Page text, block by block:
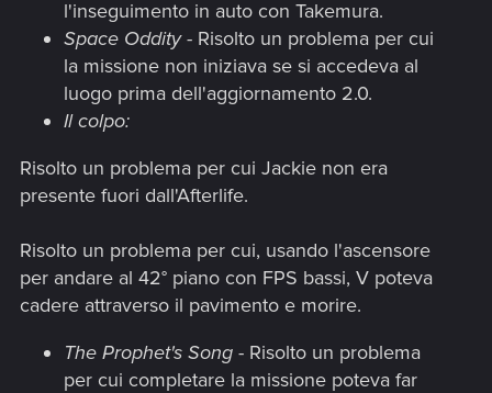
l'inseguimento in auto con Takemura.
Space Oddity- Risolto un problema per cui
la missione non iniziava se si accedeva al
luogo prima dell'aggiornamento 2.0.
Il colpo:
Risolto un problema per cui Jackie non era
presente fuori dall'Afterlife.
Risolto un problema per cui, usando l'ascensore
per andare al 42° piano con FPS bassi, V poteva
cadere attraverso il pavimento e morire.
The Prophet's Song - Risolto un problema
per cui completare la missione poteva far